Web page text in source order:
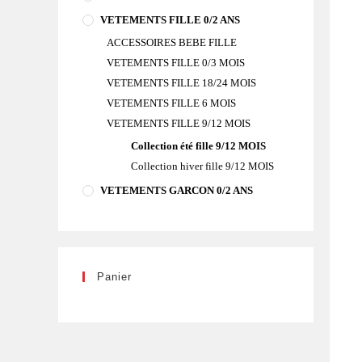
VETEMENTS FILLE 0/2 ANS
ACCESSOIRES BEBE FILLE
VETEMENTS FILLE 0/3 MOIS
VETEMENTS FILLE 18/24 MOIS
VETEMENTS FILLE 6 MOIS
VETEMENTS FILLE 9/12 MOIS
Collection été fille 9/12 MOIS
Collection hiver fille 9/12 MOIS
VETEMENTS GARCON 0/2 ANS
Panier